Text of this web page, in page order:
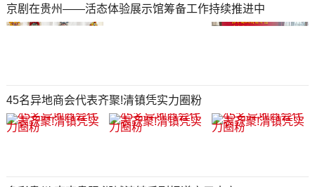
京剧在贵州——活态体验展示馆筹备工作持续推进中
45名异地商会代表齐聚!清镇凭实力圈粉